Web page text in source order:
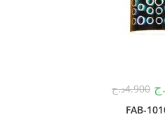
4.900د.ج
FAB-